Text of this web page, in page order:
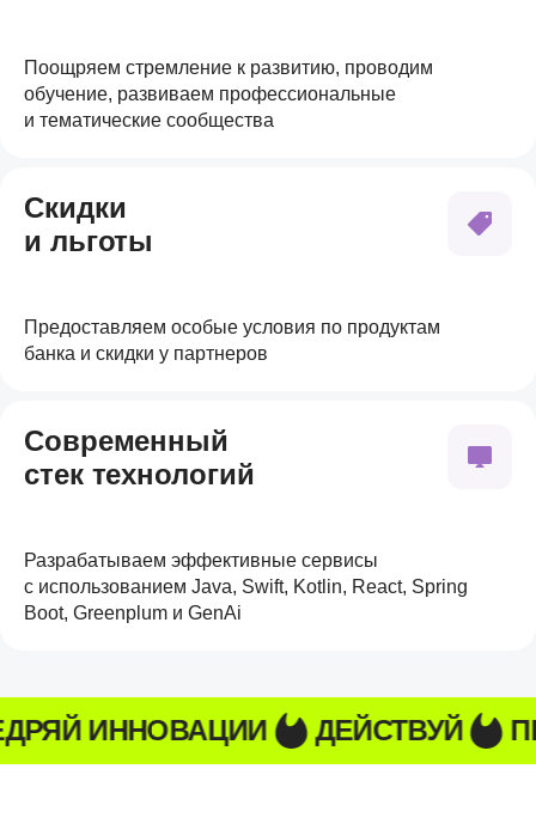
Поощряем стремление к развитию, проводим
обучение, развиваем профессиональные
и тематические сообщества
Скидки
и льготы
Предоставляем особые условия по продуктам
банка и скидки у партнеров
Современный
стек технологий
Разрабатываем эффективные сервисы
с использованием Java, Swift, Kotlin, React, Spring
Boot, Greenplum и GenAi
ДЕЙСТВУЙ